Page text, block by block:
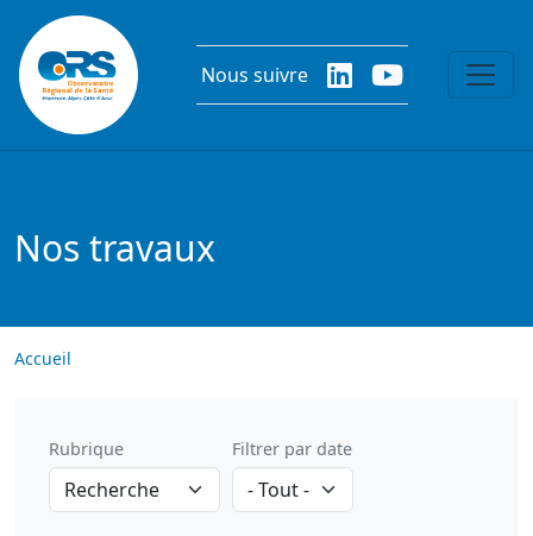
Aller au contenu principal
Nous suivre
Nos travaux
Accueil
Rubrique Filtrer par date